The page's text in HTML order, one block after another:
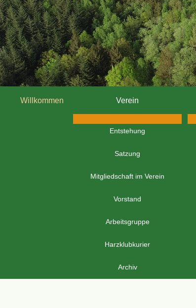
Willkommen Verein
Entstehung
Satzung
Mitgliedschaft im Verein
Vorstand
Arbeitsgruppe
Harzklubkurier
Archiv